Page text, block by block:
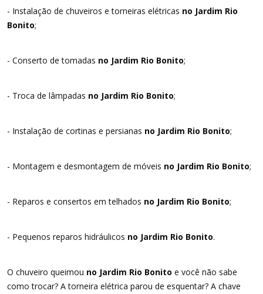
- Instalação de chuveiros e torneiras elétricas no Jardim Rio
Bonito;
- Conserto de tomadas no Jardim Rio Bonito;
- Troca de lâmpadas no Jardim Rio Bonito;
- Instalação de cortinas e persianas no Jardim Rio Bonito;
- Montagem e desmontagem de móveis no Jardim Rio Bonito;
- Reparos e consertos em telhados no Jardim Rio Bonito;
- Pequenos reparos hidráulicos no Jardim Rio Bonito.
O chuveiro queimou no Jardim Rio Bonito e você não sabe
como trocar? A torneira elétrica parou de esquentar? A chave